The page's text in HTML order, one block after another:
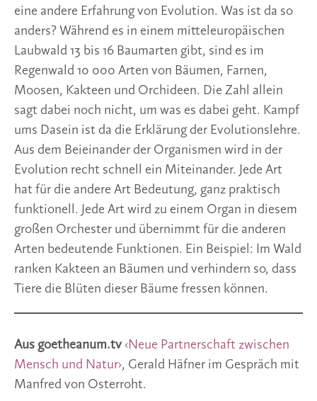
eine andere Erfahrung von Evolution. Was ist da so
anders? Während es in einem mitteleuropäischen
Laubwald 13 bis 16 Baumarten gibt, sind es im
Regenwald 10 000 Arten von Bäumen, Farnen,
Moosen, Kakteen und Orchideen. Die Zahl allein
sagt dabei noch nicht, um was es dabei geht. Kampf
ums Dasein ist da die Erklärung der Evolutionslehre.
Aus dem Beieinander der Organismen wird in der
Evolution recht schnell ein Miteinander. Jede Art
hat für die andere Art Bedeutung, ganz praktisch
funktionell. Jede Art wird zu einem Organ in diesem
großen Orchester und übernimmt für die anderen
Arten bedeutende Funktionen. Ein Beispiel: Im Wald
ranken Kakteen an Bäumen und verhindern so, dass
Tiere die Blüten dieser Bäume fressen können.
Aus goetheanum.tv ‹Neue Partnerschaft zwischen
Mensch und Natur›, Gerald Häfner im Gespräch mit
Manfred von Osterroht.